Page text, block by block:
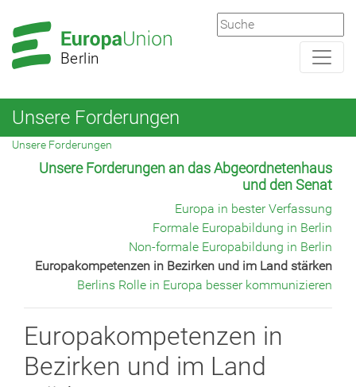
Hauptnavigation
Hauptbereich
Berlin
Unsere Forderungen
Unsere Forderungen
Unsere Forderungen an das Abgeordnetenhaus
und den Senat
Europa in bester Verfassung
Formale Europabildung in Berlin
Non-formale Europabildung in Berlin
Europakompetenzen in Bezirken und im Land stärken
Berlins Rolle in Europa besser kommunizieren
Europakompetenzen in
Bezirken und im Land